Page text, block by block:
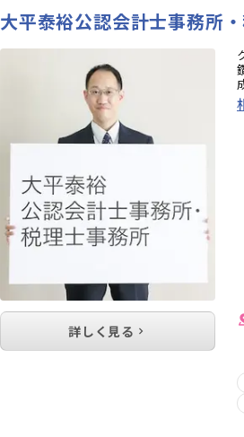
大平泰裕公認会計士事務所
詳しく見る